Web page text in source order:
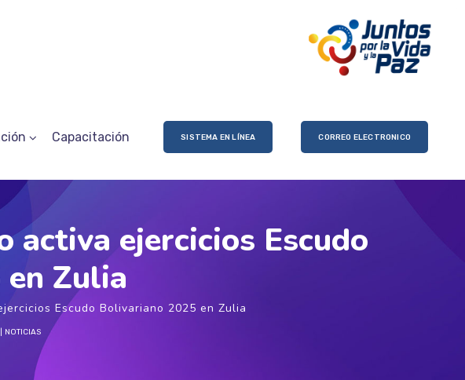
Capacitación SISTEMA EN LÍNEA CORREO ELECTRONICO
activa ejercicios Escudo
Zulia
Escudo Bolivariano 2025 en Zulia
NOTICIAS